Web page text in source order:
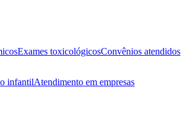
Exames toxicológicosConvênios atendidos
infantilAtendimento em empresas